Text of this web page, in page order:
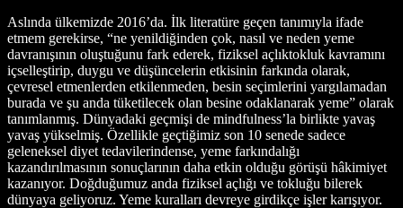
Aslında ülkemizde 2016’da. İlk literatüre geçen tanımıyla ifade
etmem gerekirse, “ne yenildiğinden çok, nasıl ve neden yeme
davranışının oluştuğunu fark ederek, fiziksel açlıktokluk kavramını
içselleştirip, duygu ve düşüncelerin etkisinin farkında olarak,
çevresel etmenlerden etkilenmeden, besin seçimlerini yargılamadan
burada ve şu anda tüketilecek olan besine odaklanarak yeme” olarak
tanımlanmış. Dünyadaki geçmişi de mindfulness’la birlikte yavaş
yavaş yükselmiş. Özellikle geçtiğimiz son 10 senede sadece
geleneksel diyet tedavilerindense, yeme farkındalığı
kazandırılmasının sonuçlarının daha etkin olduğu görüşü hâkimiyet
kazanıyor. Doğduğumuz anda fiziksel açlığı ve tokluğu bilerek
dünyaya geliyoruz. Yeme kuralları devreye girdikçe işler karışıyor.